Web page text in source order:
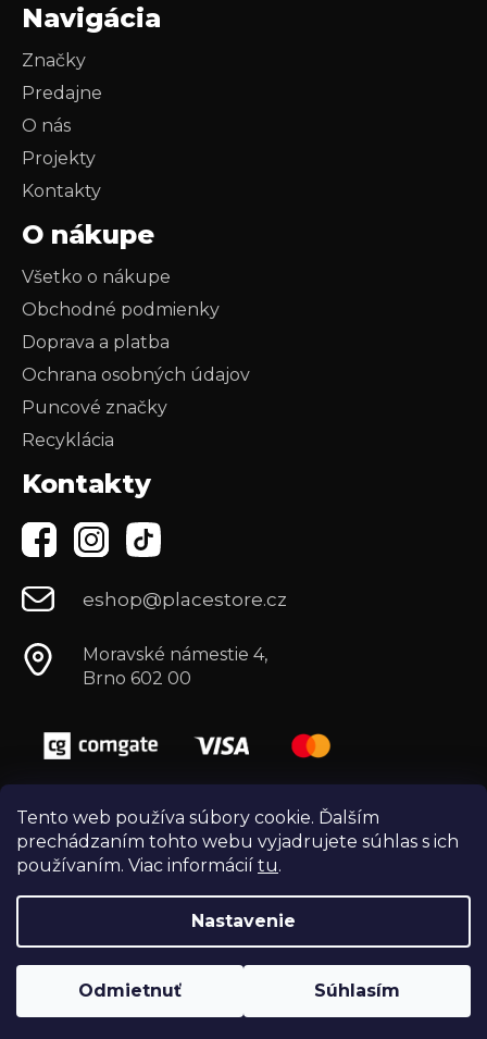
Tento web používa súbory cookie. Ďalším
prechádzaním tohto webu vyjadrujete súhlas s ich
používaním. Viac informácií tu.
Nastavenie
Odmietnuť Súhlasím
Navigácia
Značky
Predajne
O nás
Projekty
Kontakty
O nákupe
Všetko o nákupe
Obchodné podmienky
Doprava a platba
Ochrana osobných údajov
Puncové značky
Recyklácia
Kontakty
eshop@placestore.cz
Moravské námestie 4,
Brno 602 00
Vytvoril Shoptet
Copyright 2026Môj e-shop. Všetky práva
VytvořiliWebotvůrci